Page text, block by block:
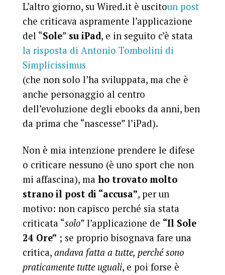
L’altro giorno, su Wired.it è uscitoun post
che criticava aspramente l’applicazione
del “Sole” su iPad, e in seguito c’è stata
la risposta di Antonio Tombolini di
Simplicissimus
(che non solo l’ha sviluppata, ma che è
anche personaggio al centro
dell’evoluzione degli ebooks da anni, ben
da prima che “nascesse” l’iPad).
Non è mia intenzione prendere le difese
o criticare nessuno (è uno sport che non
mi affascina), maho trovato molto
strano il post di “accusa”, per un
motivo: non capisco perché sia stata
criticata “solo” l’applicazione de “Il Sole
24 Ore” ; se proprio bisognava fare una
critica, andava fatta a tutte, perché sono
praticamente tutte uguali, e poi forse è